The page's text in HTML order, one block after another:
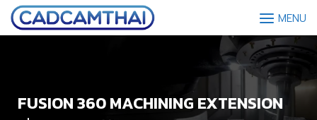
MENU
FUSION 360 MACHINING EXTENSION